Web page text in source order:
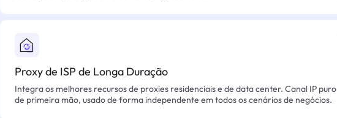
Proxy de ISP de Longa Duração
Integra os melhores recursos de proxies residenciais e de data center. Canal IP puro
de primeira mão, usado de forma independente em todos os cenários de negócios.